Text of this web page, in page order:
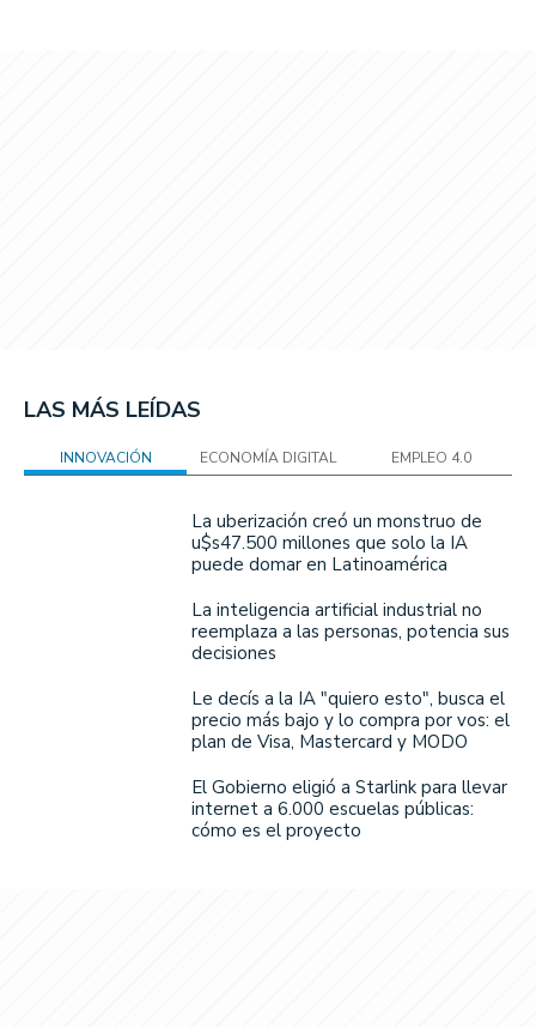
LAS MÁS LEÍDAS
INNOVACIÓN ECONOMÍA DIGITAL EMPLEO 4.0
La uberización creó un monstruo de
u$s47.500 millones que solo la IA
puede domar en Latinoamérica
La inteligencia artificial industrial no
reemplaza a las personas, potencia sus
decisiones
Le decís a la IA "quiero esto", busca el
precio más bajo y lo compra por vos: el
plan de Visa, Mastercard y MODO
El Gobierno eligió a Starlink para llevar
internet a 6.000 escuelas públicas:
cómo es el proyecto